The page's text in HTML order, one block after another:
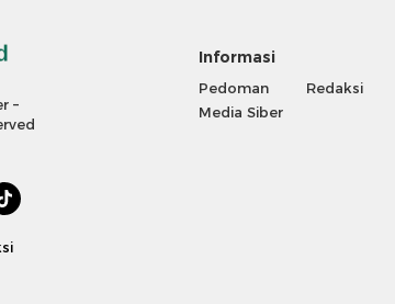
–
Informasi
Pedoman
Media Siber
Redaksi